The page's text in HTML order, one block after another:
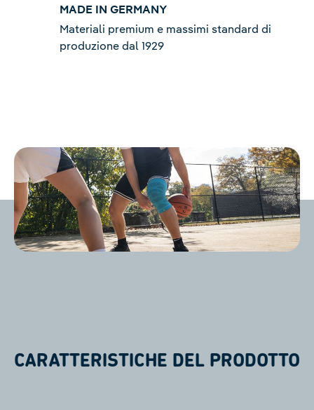
MADE IN GERMANY
Materiali premium e massimi standard di
produzione dal 1929
CARATTERISTICHE DEL PRODOTTO